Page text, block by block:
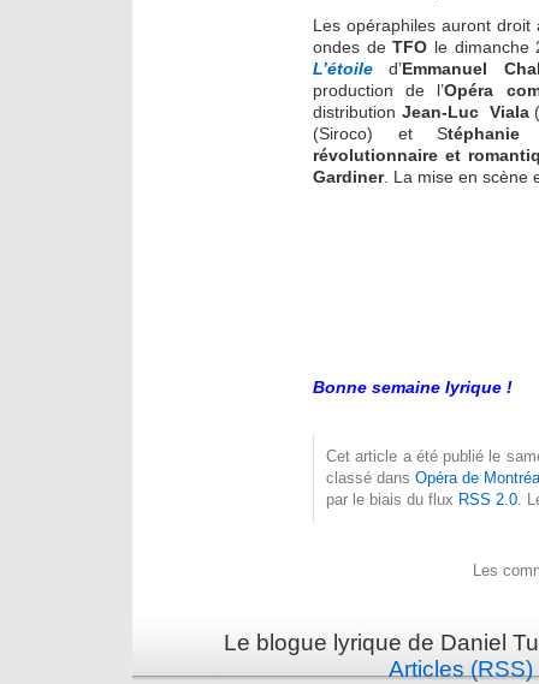
Les opéraphiles auront droit
ondes deTFO le dimanche
L’étoile d’Emmanuel
production de l’Opéra
distribution Jean-Luc Viala
(Siroco) et S
révolutionnaire et
Gardiner. La mise en scène
Bonne semaine lyrique !
Cet article a été publié le
classé dansOpéra de
par le biais du flux RSS 2.0.
Les
Le blogue lyrique de Daniel
Articles (RSS)